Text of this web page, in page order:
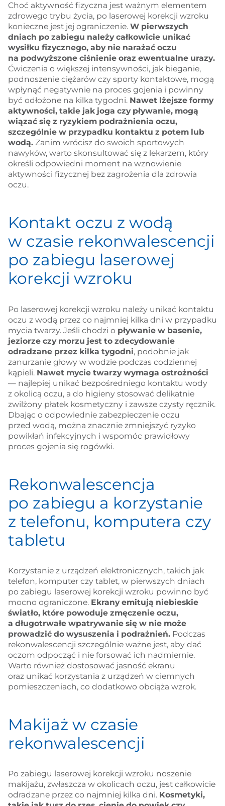
Choć aktywność fizyczna jest ważnym elementem
zdrowego trybu życia, po laserowej korekcji wzroku
konieczne jest jej ograniczenie. W pierwszych
dniach po zabiegu należy całkowicie unikać
wysiłku fizycznego, aby nie narażać oczu
na podwyższone ciśnienie oraz ewentualne urazy.
Ćwiczenia o większej intensywności, jak bieganie,
podnoszenie ciężarów czy sporty kontaktowe, mogą
wpłynąć negatywnie na proces gojenia i powinny
być odłożone na kilka tygodni. Nawet lżejsze formy
aktywności, takie jak joga czy pływanie, mogą
wiązać się z ryzykiem podrażnienia oczu,
szczególnie w przypadku kontaktu z potem lub
wodą.Zanim wrócisz do swoich sportowych
nawyków, warto skonsultować się z lekarzem, który
określi odpowiedni moment na wznowienie
aktywności fizycznej bez zagrożenia dla zdrowia
oczu.
Kontakt oczu z wodą
w czasie rekonwalescencji
po zabiegu laserowej
korekcji wzroku
Po laserowej korekcji wzroku należy unikać kontaktu
oczu z wodą przez co najmniej kilka dni w przypadku
mycia twarzy. Jeśli chodzi o pływanie w basenie,
jeziorze czy morzu jest to zdecydowanie
odradzane przez kilka tygodni, podobnie jak
zanurzanie głowy w wodzie podczas codziennej
kąpieli. Nawet mycie twarzy wymaga ostrożności
— najlepiej unikać bezpośredniego kontaktu wody
z okolicą oczu, a do higieny stosować delikatnie
zwilżony płatek kosmetyczny i zawsze czysty ręcznik.
Dbając o odpowiednie zabezpieczenie oczu
przed wodą, można znacznie zmniejszyć ryzyko
powikłań infekcyjnych i wspomóc prawidłowy
proces gojenia się rogówki.
Rekonwalescencja
po zabiegu a korzystanie
z telefonu, komputera czy
tabletu
Korzystanie z urządzeń elektronicznych, takich jak
telefon, komputer czy tablet, w pierwszych dniach
po zabiegu laserowej korekcji wzroku powinno być
mocno ograniczone. Ekrany emitują niebieskie
światło, które powoduje zmęczenie oczu,
a długotrwałe wpatrywanie się w nie może
prowadzić do wysuszenia i podrażnień.Podczas
rekonwalescencji szczególnie ważne jest, aby dać
oczom odpocząć i nie forsować ich nadmiernie.
Warto również dostosować jasność ekranu
oraz unikać korzystania z urządzeń w ciemnych
pomieszczeniach, co dodatkowo obciąża wzrok.
Makijaż w czasie
rekonwalescencji
Po zabiegu laserowej korekcji wzroku noszenie
makijażu, zwłaszcza w okolicach oczu, jest całkowicie
odradzane przez co najmniej kilka dni. Kosmetyki,